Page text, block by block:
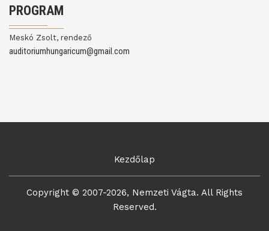
PROGRAM
Meskó Zsolt, rendező
auditoriumhungaricum@gmail.com
Kezdőlap
Copyright © 2007-2026, Nemzeti Vágta. All Rights
Reserved.